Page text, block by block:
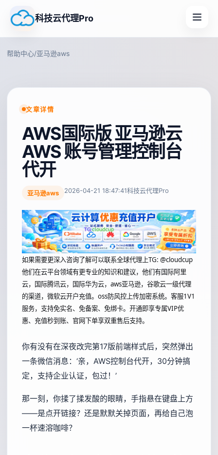
科技云代理Pro
帮助中心/亚马逊aws
文章详情
AWS国际版 亚马逊云
AWS 账号管理控制台
代开
亚马逊aws 2026-04-21 18:47:41科技云代理Pro
如果需要更深入咨询了解可以联系全球代理上TG: @cloudcup
他们在云平台领域有更专业的知识和建议，他们有国际阿里
云，国际腾讯云，国际华为云，aws亚马逊，谷歌云一级代理
的渠道，微软云开户充值。oss防风控上传加密系统。客服1V1
服务，支持免实名、免备案、免绑卡。开通即享专属VIP优
惠、充值秒到账、官网下单享双重售后支持。
你有没有在深夜改完第17版前端样式后，突然弹出
一条微信消息：‘亲，AWS控制台代开，30分钟搞
定，支持企业认证，包过！’
那一刻，你揉了揉发酸的眼睛，手指悬在键盘上方
——是点开链接？还是默默关掉页面，再给自己泡
一杯速溶咖啡？